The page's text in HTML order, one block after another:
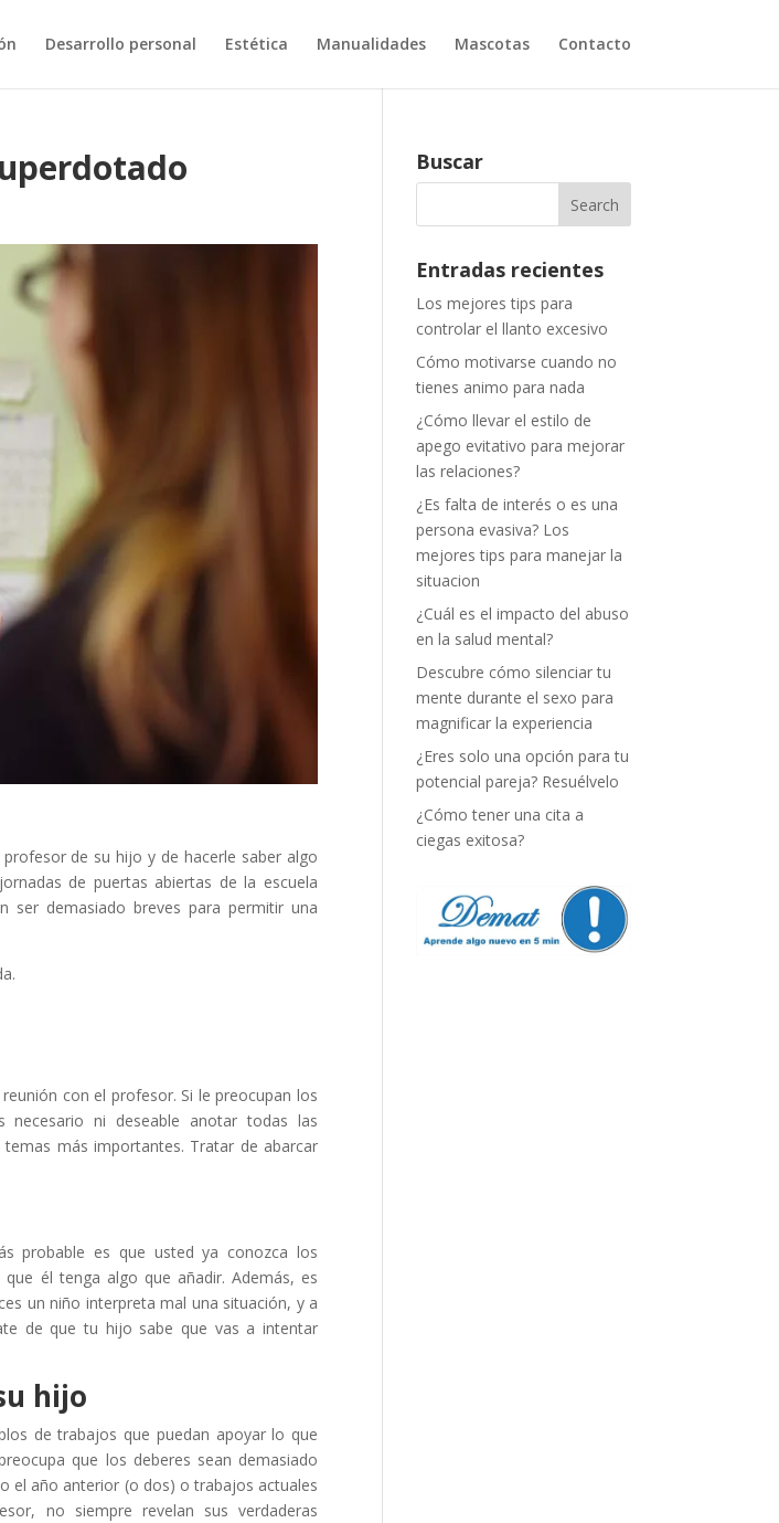
Desarrollo personal Estética Manualidades Mascotas Contacto
de su hijo y de hacerle saber algo
de puertas abiertas de la escuela
ser demasiado breves para permitir una
con el profesor. Si le preocupan los
necesario ni deseable anotar todas las
más importantes. Tratar de abarcar
probable es que usted ya conozca los
él tenga algo que añadir. Además, es
un niño interpreta mal una situación, y a
de que tu hijo sabe que vas a intentar
hijo
de trabajos que puedan apoyar lo que
que los deberes sean demasiado
el año anterior (o dos) o trabajos actuales
no siempre revelan sus verdaderas
Buscar
Entradas recientes
Los mejores tips para
controlar el llanto excesivo
Cómo motivarse cuando no
tienes animo para nada
¿Cómo llevar el estilo de
apego evitativo para mejorar
las relaciones?
¿Es falta de interés o es una
persona evasiva? Los
mejores tips para manejar la
situacion
¿Cuál es el impacto del abuso
en la salud mental?
Descubre cómo silenciar tu
mente durante el sexo para
magnificar la experiencia
¿Eres solo una opción para tu
potencial pareja? Resuélvelo
¿Cómo tener una cita a
ciegas exitosa?